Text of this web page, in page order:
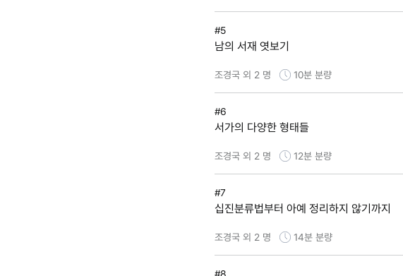
#5
남의 서재 엿보기
조경국 외 2 명 10분 분량
#6
서가의 다양한 형태들
조경국 외 2 명 12분 분량
#7
십진분류법부터 아예 정리하지 않기까지
조경국 외 2 명 14분 분량
#8